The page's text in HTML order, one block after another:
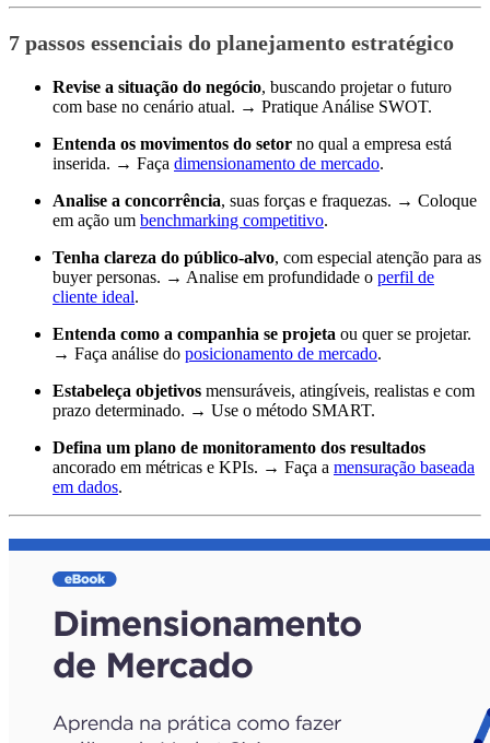
7 passos essenciais do planejamento estratégico
Revise a situação do negócio, buscando projetar o futuro
com base no cenário atual. → Pratique Análise SWOT.
Entenda os movimentos do setor no qual a empresa está
inserida. → Faça dimensionamento de mercado.
Analise a concorrência, suas forças e fraquezas. → Coloque
em ação um benchmarking competitivo.
Tenha clareza do público-alvo, com especial atenção para as
buyer personas. → Analise em profundidade o perfil de
cliente ideal.
Entenda como a companhia se projeta ou quer se projetar.
→ Faça análise do posicionamento de mercado.
Estabeleça objetivos mensuráveis, atingíveis, realistas e com
prazo determinado. → Use o método SMART.
Defina um plano de monitoramento dos resultados
ancorado em métricas e KPIs. → Faça a mensuração baseada
em dados.